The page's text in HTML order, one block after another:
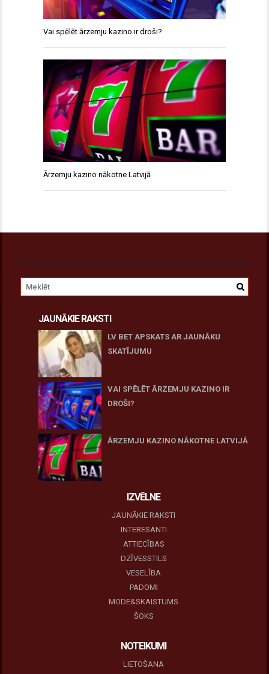
Vai spēlēt ārzemju kazino ir droši?
Ārzemju kazino nākotne Latvijā
JAUNĀKIE RAKSTI
LV BET APSKATS AR JAUNĀKU
SKATĪJUMU
VAI SPĒLĒT ĀRZEMJU KAZINO IR
DROŠI?
ĀRZEMJU KAZINO NĀKOTNE LATVIJĀ
IZVĒLNE
JAUNĀKIE RAKSTI
INTERESANTI
ATTIECĪBAS
DZĪVESSTILS
VESELĪBA
PADOMI
MODE&SKAISTUMS
ŠOKS
NOTEIKUMI
LIETOŠANA